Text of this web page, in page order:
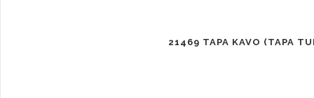
21469 TAPA KAVO (TAPA